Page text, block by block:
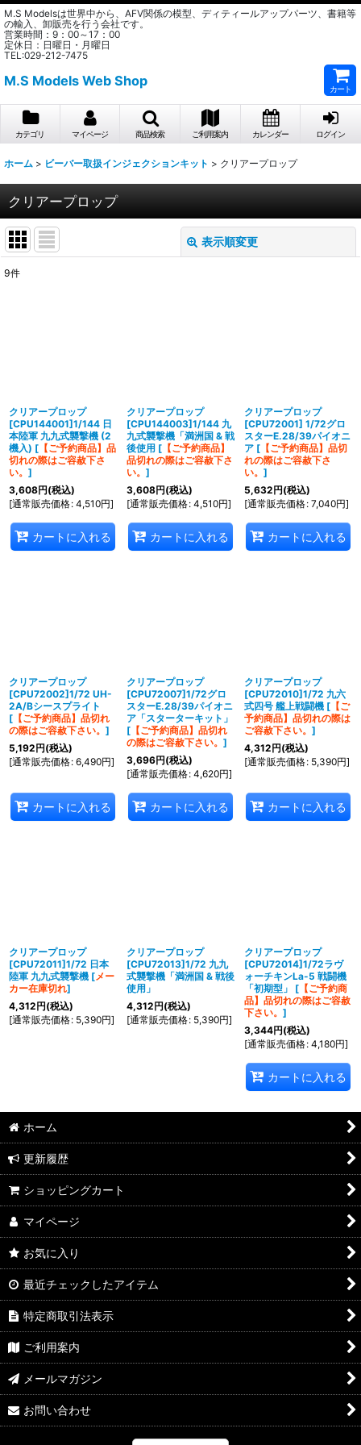
M.S Modelsは世界中から、AFV関係の模型、ディティールアップパーツ、書籍等
の輸入、卸販売を行う会社です。
営業時間：9：00～17：00
定休日：日曜日・月曜日
TEL:029-212-7475
M.S Models Web Shop
カート
カテゴリ マイページ 商品検索 ご利用案内 カレンダー ログイン
ホーム > ビーバー取扱インジェクションキット > クリアープロップ
クリアープロップ
表示順変更
絞り込む
9件
クリアープロップ
[CPU144001]1/144 日
本陸軍 九九式襲撃機 (2
機入) [ 【ご予約商品】品
切れの際はご容赦下さ
い。 ]
3,608円(税込)
[通常販売価格: 4,510円]
カートに入れる
クリアープロップ
[CPU144003]1/144 九
九式襲撃機「満洲国 & 戦
後使用 [【ご予約商品】
品切れの際はご容赦下さ
い。 ]
3,608円(税込)
[通常販売価格: 4,510円]
カートに入れる
クリアープロップ
[CPU72001] 1/72グロ
スターE.28/39パイオニ
ア [【ご予約商品】品切
れの際はご容赦下さ
い。 ]
5,632円(税込)
[通常販売価格: 7,040円]
カートに入れる
クリアープロップ
[CPU72002]1/72 UH-
2A/Bシースプライト
[ 【ご予約商品】品切れ
の際はご容赦下さい。 ]
5,192円(税込)
[通常販売価格: 6,490円]
カートに入れる
クリアープロップ
[CPU72007]1/72グロ
スターE.28/39パイオニ
ア「スターターキット」
[【ご予約商品】品切れ
の際はご容赦下さい。 ]
3,696円(税込)
[通常販売価格: 4,620円]
カートに入れる
クリアープロップ
[CPU72010]1/72 九六
式四号 艦上戦闘機 [【ご
予約商品】品切れの際は
ご容赦下さい。 ]
4,312円(税込)
[通常販売価格: 5,390円]
カートに入れる
クリアープロップ
[CPU72011]1/72 日本
陸軍 九九式襲撃機 [メー
カー在庫切れ]
4,312円(税込)
[通常販売価格: 5,390円]
クリアープロップ
[CPU72013]1/72 九九
式襲撃機「満洲国 & 戦後
使用」
4,312円(税込)
[通常販売価格: 5,390円]
クリアープロップ
[CPU72014]1/72ラヴ
ォーチキンLa-5 戦闘機
「初期型」
[【ご予約商
品】品切れの際はご容赦
下さい。 ]
3,344円(税込)
[通常販売価格: 4,180円]
カートに入れる
ホーム
更新履歴
ショッピングカート
マイページ
お気に入り
最近チェックしたアイテム
特定商取引法表示
ご利用案内
メールマガジン
お問い合わせ